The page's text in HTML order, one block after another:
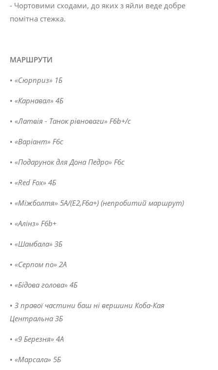
- Чортовими сходами, до яких з яйли веде добре
помітна стежка.
МАРШРУТИ
• «Сюрприз» 1Б
• «Карнавал» 4Б
• «Латвія - Танок рівноваги» F6b+/c
• «Варіант» F6c
• «Подарунок для Дона Педро» F6c
• «Red Fox» 4Б
• «Міжболтя» 5A/(E2,F6a+) (непробитий маршрут)
• «Алінз» F6b+
• «Шамбала» ЗБ
• «Серпом по» 2А
• «Бідова голова» 4Б
• З правої частини баш ні вершини Коба-Кая
Центральна ЗБ
• «9 Березня» 4А
• «Марсала» 5Б